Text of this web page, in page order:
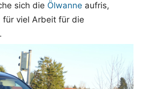
sich die Ölwanne aufris,
für viel Arbeit für die